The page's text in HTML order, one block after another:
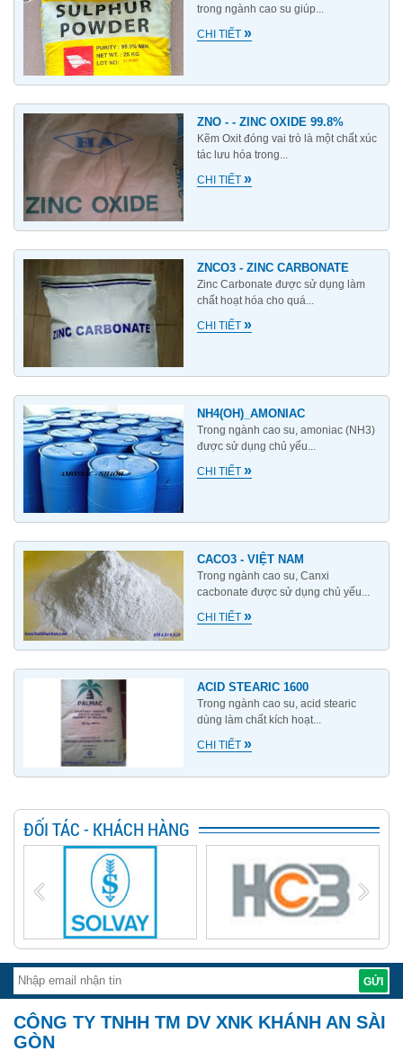
trong ngành cao su giúp...
CHI TIẾT»
ZNO - - ZINC OXIDE 99.8%
Kẽm Oxit đóng vai trò là một chất xúc
tác lưu hóa trong...
CHI TIẾT»
ZNCO3 - ZINC CARBONATE
Zinc Carbonate được sử dụng làm
chất hoạt hóa cho quá...
CHI TIẾT»
NH4(OH)_AMONIAC
Trong ngành cao su, amoniac (NH3)
được sử dụng chủ yếu...
CHI TIẾT»
CACO3 - VIỆT NAM
Trong ngành cao su, Canxi
cacbonate được sử dụng chủ yếu...
CHI TIẾT»
ACID STEARIC 1600
Trong ngành cao su, acid stearic
dùng làm chất kích hoạt...
CHI TIẾT»
ĐỐI TÁC - KHÁCH HÀNG
CÔNG TY TNHH TM DV XNK KHÁNH AN SÀI
GÒN